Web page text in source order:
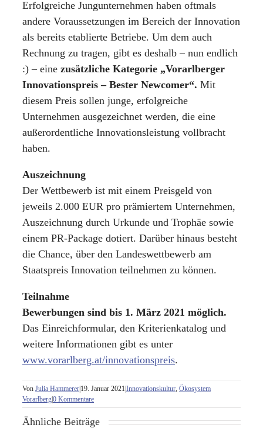
Erfolgreiche Jungunternehmen haben oftmals
andere Voraussetzungen im Bereich der Innovation
als bereits etablierte Betriebe. Um dem auch
Rechnung zu tragen, gibt es deshalb – nun endlich
:) – eine zusätzliche Kategorie „Vorarlberger
Innovationspreis – Bester Newcomer“. Mit
diesem Preis sollen junge, erfolgreiche
Unternehmen ausgezeichnet werden, die eine
außerordentliche Innovationsleistung vollbracht
haben.
Auszeichnung
Der Wettbewerb ist mit einem Preisgeld von
jeweils 2.000 EUR pro prämiertem Unternehmen,
Auszeichnung durch Urkunde und Trophäe sowie
einem PR-Package dotiert. Darüber hinaus besteht
die Chance, über den Landeswettbewerb am
Staatspreis Innovation teilnehmen zu können.
Teilnahme
Bewerbungen sind bis 1. März 2021 möglich.
Das Einreichformular, den Kriterienkatalog und
weitere Informationen gibt es unter
www.vorarlberg.at/innovationspreis.
Von Julia Hammerer 19. Januar 2021 Innovationskultur, Ökosystem
Vorarlberg0 Kommentare
Ähnliche Beiträge